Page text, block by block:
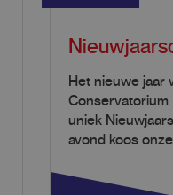
Het nieuwe jaar
Conservatorium
uniek
avond koos